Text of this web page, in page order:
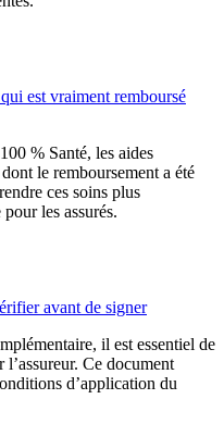
est vraiment remboursé
% Santé, les aides
le remboursement a été
ces soins plus
les assurés.
avant de signer
il est essentiel de
Ce document
d’application du